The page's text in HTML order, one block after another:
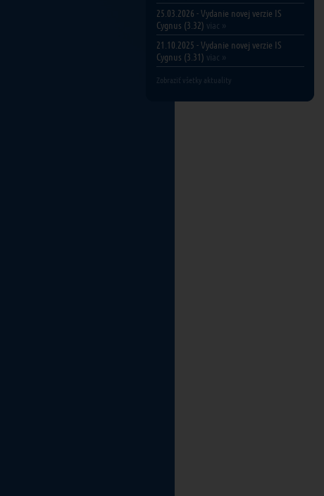
25.03.2026 - Vydanie novej verzie IS
Cygnus (3.32) viac »
21.10.2025 - Vydanie novej verzie IS
Cygnus (3.31) viac »
Zobraziť všetky aktuality